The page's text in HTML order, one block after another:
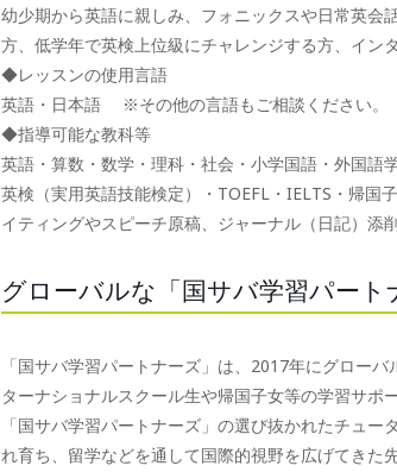
幼少期から英語に親しみ、フォニックスや日常英会
方、低学年で英検上位級にチャレンジする方、イン
◆レッスンの使用言語
英語・日本語 ※その他の言語もご相談ください。
◆指導可能な教科等
英語・算数・数学・理科・社会・小学国語・外国語
英検（実用英語技能検定）・TOEFL・IELTS・帰国
イティングやスピーチ原稿、ジャーナル（日記）添
グローバルな「国サバ学習パー
「国サバ学習パートナーズ」は、2017年にグロー
ターナショナルスクール生や帰国子女等の学習サポ
「国サバ学習パートナーズ」の選び抜かれたチュ
れ育ち、留学などを通して国際的視野を広げてきた